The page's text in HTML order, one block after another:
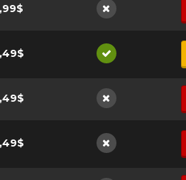
Non disponible
Disponible
Non disponible
Non disponible